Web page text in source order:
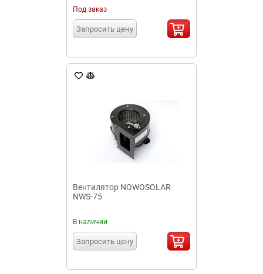
Под заказ
Запросить цену
Вентилятор NOWOSOLAR
NWS-75
В наличии
Запросить цену